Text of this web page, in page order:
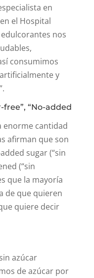
en
el Hospital
nos
consumimos
y
“No-added
enorme cantidad
afirman que son
sugar (“sin
(“sin
que la mayoría
de que quieren
quiere decir
azúcar
de azúcar por